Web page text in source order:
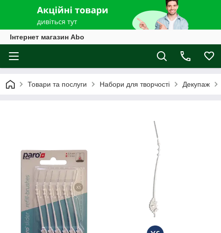
Інтернет магазин Abo
Товари та послуги Набори для творчості Декупаж